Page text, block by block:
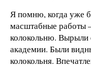
Я помню, когда уже
масштабные работы
колокольню. Вырыли
академии. Были
колокольня.